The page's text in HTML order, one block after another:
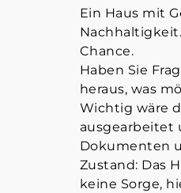
Ein Haus mit
Chance.
Haben Sie
heraus, was
Wichtig wäre
ausgearbeitet
Dokumenten
Zustand: Das
keine Sorge,